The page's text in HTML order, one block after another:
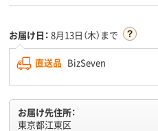
お届け日： 8月13日（木）まで
直送品 BizSeven
お届け先住所：
東京都江東区